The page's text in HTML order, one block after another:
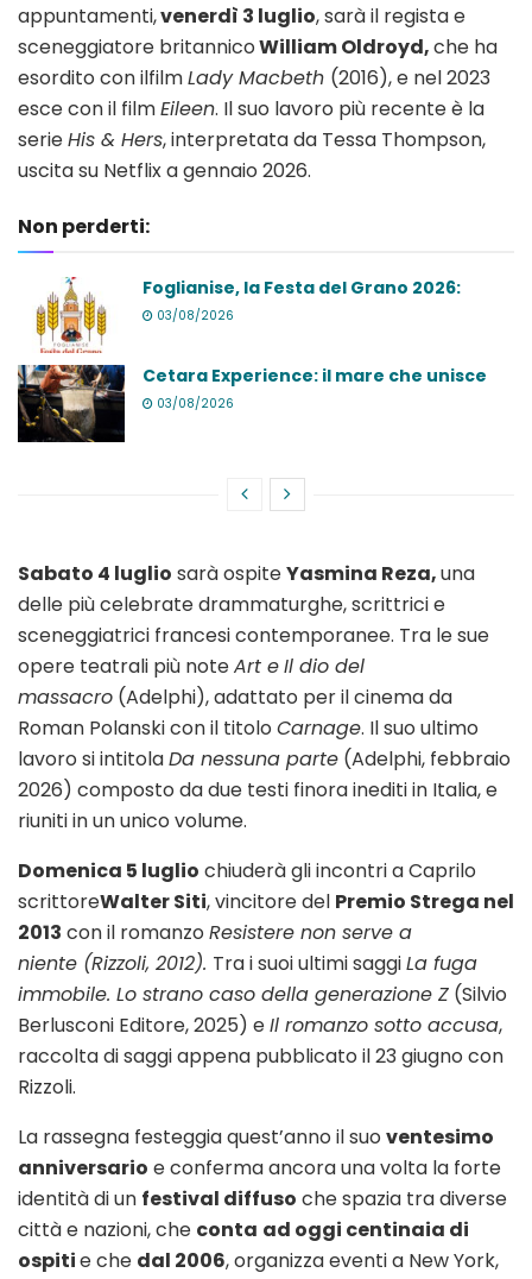
appuntamenti,venerdì 3 luglio, sarà il regista e
sceneggiatore britannicoWilliam Oldroyd,che ha
esordito con ilfilmLady Macbeth (2016), e nel 2023
esce con il filmEileen. Il suo lavoro più recente è la
serieHis & Hers, interpretata da Tessa Thompson,
uscita su Netflix a gennaio 2026.
Non perderti:
Foglianise, la Festa del Grano 2026:
03/08/2026
Cetara Experience: il mare che unisce
03/08/2026
Sabato 4 luglio sarà ospiteYasmina Reza,una
delle più celebrate drammaturghe, scrittrici e
sceneggiatrici francesi contemporanee. Tra le sue
opere teatrali più noteArt eIl dio del
massacro (Adelphi), adattato per il cinema da
Roman Polanski con il titolo Carnage. Il suo ultimo
lavoro si intitolaDa nessuna parte (Adelphi, febbraio
2026) composto da due testi finora inediti in Italia, e
riuniti in un unico volume.
Domenica 5 luglio chiuderà gli incontri a Caprilo
scrittoreWalter Siti, vincitore del Premio Strega nel
2013 con il romanzo Resistere non serve a
niente (Rizzoli, 2012). Tra i suoi ultimi saggiLa fuga
immobile. Lo strano caso della generazione Z (Silvio
Berlusconi Editore, 2025) eIl romanzo sotto accusa,
raccolta di saggi appena pubblicato il 23 giugno con
Rizzoli.
La rassegna festeggia quest’anno il suo ventesimo
anniversario e conferma ancora una volta la forte
identità di un festival diffuso che spazia tra diverse
città e nazioni, che conta ad oggi centinaia di
ospitie che dal 2006, organizza eventi a New York,